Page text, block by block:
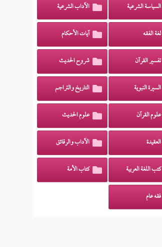
السياسة الشرعية الآداب الشرعية
لغة الفقه آيات الأحكام
تفسير القرآن شروح الحديث
السيرة النبوية التاريخ والتراجم
علوم القرآن علوم الحديث
العقيدة الآداب والرقائق
كتب اللغة العربية كتاب الأمة
فقه عام